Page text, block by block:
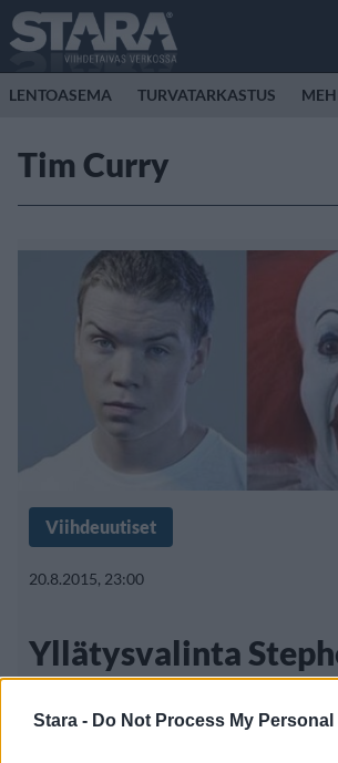
Stara - Do Not Process My
LENTOASEMA TURVATARKASTUS
Tim Curry
Viihdeuutiset
20.8.2015, 23:00
Yllätysvalinta
Kingin